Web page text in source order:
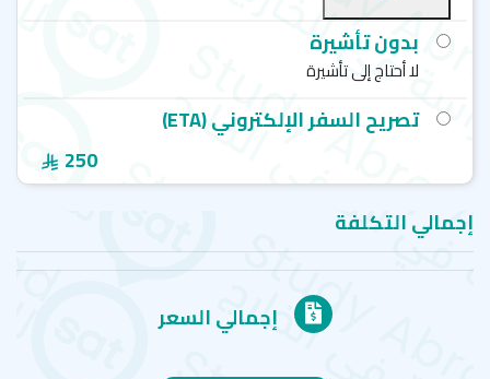
بدون تأشيرة
لا أحتاج إلى تأشيرة
تصريح السفر الإلكتروني (ETA)
250
إجمالي التكلفة
إجمالي السعر